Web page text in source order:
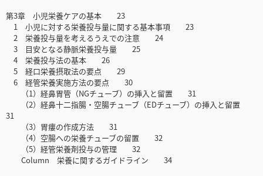
第3章 小児栄養ケアの基本 23
1 小児に対する栄養投与量に関する基本事項 23
2 栄養投与量を考えるうえでの注意 24
3 目安となる静脈栄養投与量 25
4 栄養投与法の基本 26
5 経口栄養摂取法の要点 29
6 経管栄養実施方法の要点 30
（1）経鼻胃管（NGチューブ）の挿入と留置 31
（2）経鼻十二指腸・空腸チューブ（EDチューブ）の挿入と留置
31
（3）胃瘻の作成方法 31
（4）空腸への栄養チューブの留置 32
（5）経管栄養剤投与の管理 32
Column 栄養に関するガイドライン 34